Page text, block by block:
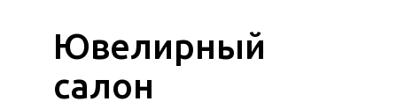
Ювелирный
салон